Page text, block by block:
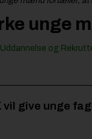
unge
Uddannelse og
vil give unge